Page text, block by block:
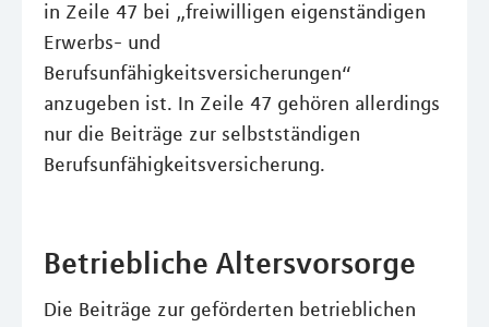
in Zeile 47 bei „freiwilligen eigenständigen
Erwerbs- und
Berufsunfähigkeitsversicherungen“
anzugeben ist. In Zeile 47 gehören allerdings
nur die Beiträge zur selbstständigen
Berufsunfähigkeitsversicherung.
Betriebliche Altersvorsorge
Die Beiträge zur geförderten betrieblichen